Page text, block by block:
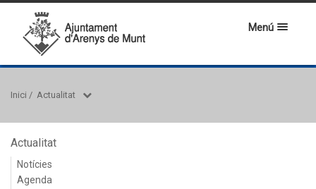
Menú
Inici / Actualitat
Actualitat
Notícies
Agenda